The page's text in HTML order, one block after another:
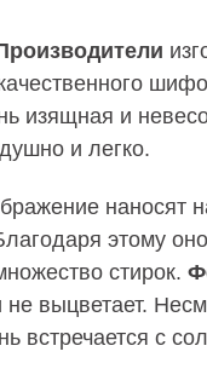
изящная и
и легко.
наносят
этому оно
стирок.
не выцветает.
встречается с